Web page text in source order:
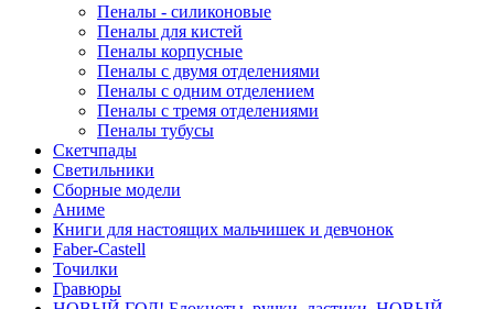
Пеналы - силиконовые
Пеналы для кистей
Пеналы корпусные
Пеналы с двумя отделениями
Пеналы с одним отделением
Пеналы с тремя отделениями
Пеналы тубусы
Скетчпады
Светильники
Сборные модели
Аниме
Книги для настоящих мальчишек и девчонок
Faber-Castell
Точилки
Гравюры